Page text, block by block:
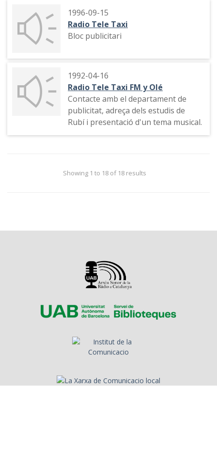
de la Covid-19 i actuació musical.
1996-09-15
Radio Tele Taxi
Bloc publicitari
1992-04-16
Radio Tele Taxi FM y Olé
Contacte amb el departament de
publicitat, adreça dels estudis de
Rubí i presentació d'un tema musical.
Showing 1 to 18 of 18 results